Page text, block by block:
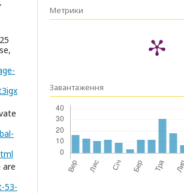
are
53-
Метрики
Завантаження